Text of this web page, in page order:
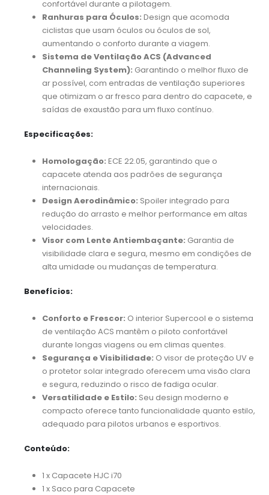
confortável durante a pilotagem.
Ranhuras para Óculos: Design que acomoda
ciclistas que usam óculos ou óculos de sol,
aumentando o conforto durante a viagem.
Sistema de Ventilação ACS (Advanced
Channeling System): Garantindo o melhor fluxo de
ar possível, com entradas de ventilação superiores
que otimizam o ar fresco para dentro do capacete, e
saídas de exaustão para um fluxo contínuo.
Especificações:
Homologação: ECE 22.05, garantindo que o
capacete atenda aos padrões de segurança
internacionais.
Design Aerodinâmico: Spoiler integrado para
redução do arrasto e melhor performance em altas
velocidades.
Visor com Lente Antiembaçante: Garantia de
visibilidade clara e segura, mesmo em condições de
alta umidade ou mudanças de temperatura.
Benefícios:
Conforto e Frescor: O interior Supercool e o sistema
de ventilação ACS mantêm o piloto confortável
durante longas viagens ou em climas quentes.
Segurança e Visibilidade: O visor de proteção UV e
o protetor solar integrado oferecem uma visão clara
e segura, reduzindo o risco de fadiga ocular.
Versatilidade e Estilo: Seu design moderno e
compacto oferece tanto funcionalidade quanto estilo,
adequado para pilotos urbanos e esportivos.
Conteúdo:
1 x Capacete HJC i70
1 x Saco para Capacete